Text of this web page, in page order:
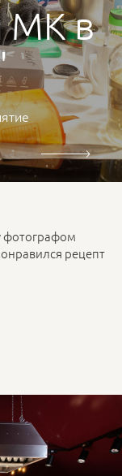
МК в
фотографом
рецепт